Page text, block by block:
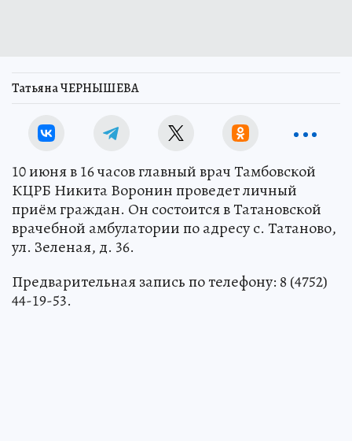
Татьяна ЧЕРНЫШЕВА
10 июня в 16 часов главный врач Тамбовской
КЦРБ Никита Воронин проведет личный
приём граждан. Он состоится в Татановской
врачебной амбулатории по адресу с. Татаново,
ул. Зеленая, д. 36.
Предварительная запись по телефону: 8 (4752)
44-19-53.